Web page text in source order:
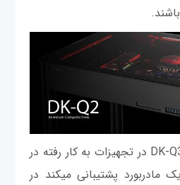
اختلاف بین DK-Q2 و DK-Q3 در تجهيزات به کار رفته در
آنها است. DK-Q2 از یک مادربورد پشتیبانی می‎کند در